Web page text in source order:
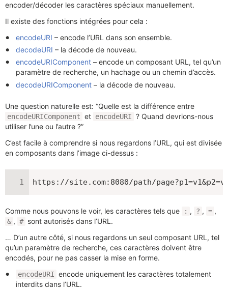
encoder/décoder les caractères spéciaux manuellement.
Il existe des fonctions intégrées pour cela :
encodeURI – encode l’URL dans son ensemble.
decodeURI – la décode de nouveau.
encodeURIComponent – encode un composant URL, tel qu’un
paramètre de recherche, un hachage ou un chemin d’accès.
decodeURIComponent – la décode de nouveau.
Une question naturelle est: “Quelle est la différence entre
encodeURIComponent et encodeURI ? Quand devrions-nous
utiliser l’une ou l’autre ?”
C’est facile à comprendre si nous regardons l’URL, qui est divisée
en composants dans l’image ci-dessus :
https://site.com:8080/path/
Comme nous pouvons le voir, les caractères tels que : , ? , = ,
& , # sont autorisés dans l’URL.
… D’un autre côté, si nous regardons un seul composant URL, tel
qu’un paramètre de recherche, ces caractères doivent être
encodés, pour ne pas casser la mise en forme.
encodeURI encode uniquement les caractères totalement
interdits dans l’URL.